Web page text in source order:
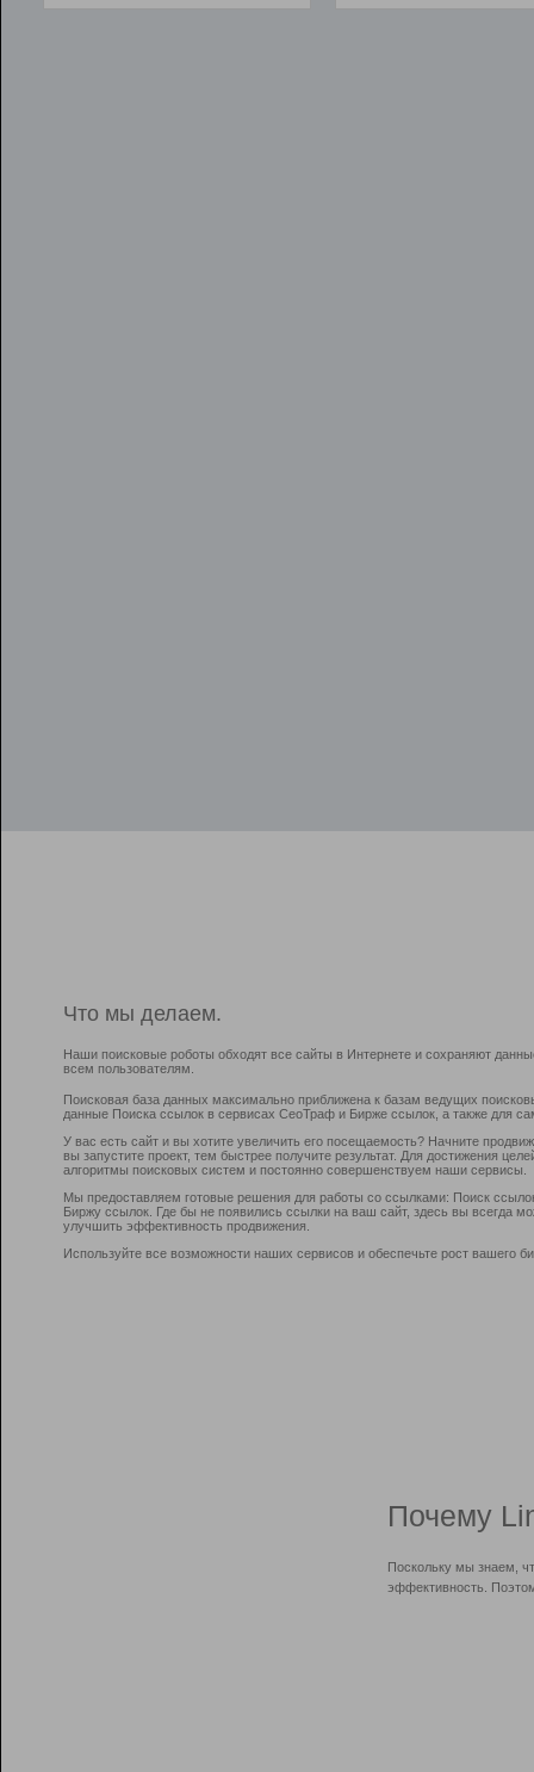
Что мы делаем.
Наши поисковые роботы обходят все сайты в Интернете и сохраняют
всем пользователям.
Поисковая база данных максимально приближена к базам ведущих
данные Поиска ссылок в сервисах СеоТраф и Бирже ссылок, а также для
У вас есть сайт и вы хотите увеличить его посещаемость? Начните
вы запустите проект, тем быстрее получите результат. Для достижения
алгоритмы поисковых систем и постоянно совершенствуем наши сервисы.
Мы предоставляем готовые решения для работы со ссылками: Поиск
Биржу ссылок. Где бы не появились ссылки на ваш сайт, здесь вы всегда
улучшить эффективность продвижения.
Используйте все возможности наших сервисов и обеспечьте рост вашего
Почему
Поскольку мы знаем,
эффективность.